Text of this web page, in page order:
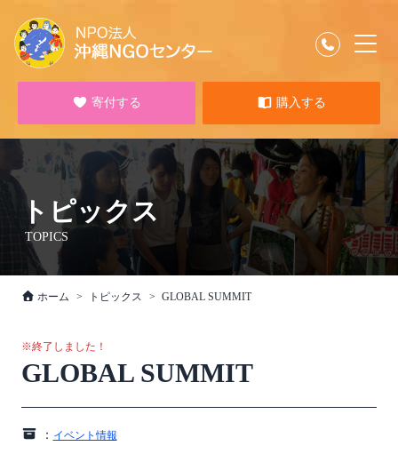
寄付する 購入する
トピックス
TOPICS
ホーム トピックス GLOBAL SUMMIT
※終了しました！
GLOBAL SUMMIT
： イベント情報